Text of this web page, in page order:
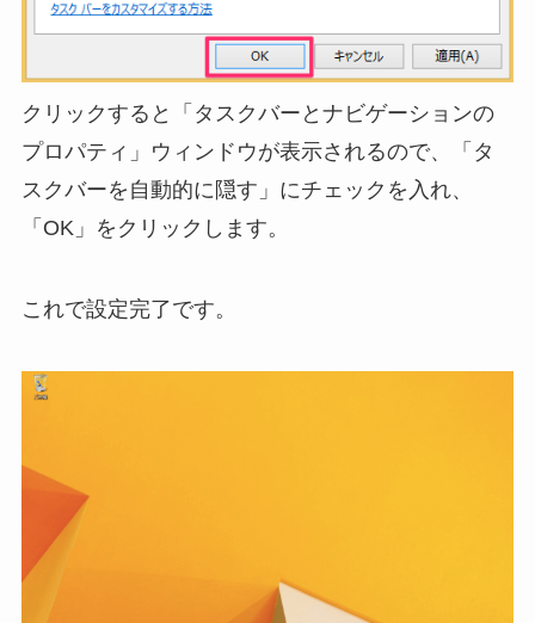
クリックすると「タスクバーとナビゲーションの
プロパティ」ウィンドウが表示されるので、「タ
スクバーを自動的に隠す」にチェックを入れ、
「OK」をクリックします。
これで設定完了です。